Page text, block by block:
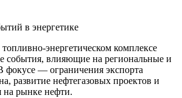
в энергетике
энергетическом комплексе
события, влияющие на региональные и
фокусе — ограничения экспорта
развитие нефтегазовых проектов и
на рынке нефти.